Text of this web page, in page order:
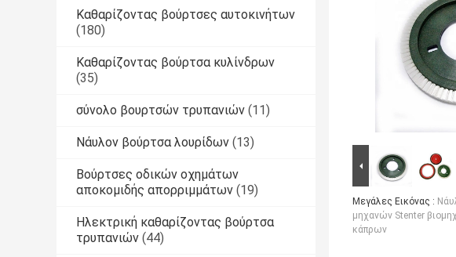
Καθαρίζοντας βούρτσες αυτοκινήτων
(180)
Καθαρίζοντας βούρτσα κυλίνδρων
(35)
σύνολο βουρτσών τρυπανιών (11)
Νάυλον βούρτσα λουρίδων (13)
Βούρτσες οδικών οχημάτων
αποκομιδής απορριμμάτων (19)
Ηλεκτρική καθαρίζοντας βούρτσα
τρυπανιών (44)
Μεγάλες Εικόνας :
μηχανών Stenter
κάπρων